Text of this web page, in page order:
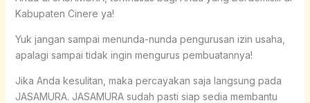
Kabupaten Cinere ya!
Yuk jangan sampai menunda-nunda pengurusan izin usaha,
apalagi sampai tidak ingin mengurus pembuatannya!
Jika Anda kesulitan, maka percayakan saja langsung pada
JASAMURA. JASAMURA sudah pasti siap sedia membantu